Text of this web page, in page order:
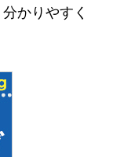
かりやすく